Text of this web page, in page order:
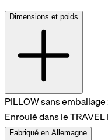
Dimensions et poids
PILLOW sans
Enroulé dans le
Fabriqué en Allemagne